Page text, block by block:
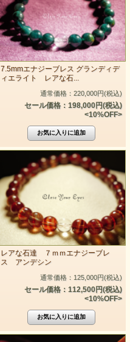
7.5mmエナジーブレス グランディデ
ィエライト レアな石...
通常価格：220,000円(税込)
セール価格：198,000円(税込)
<10%OFF>
レアな石達 ７ｍｍエナジーブレ
ス アンデシン
通常価格：125,000円(税込)
セール価格：112,500円(税込)
<10%OFF>